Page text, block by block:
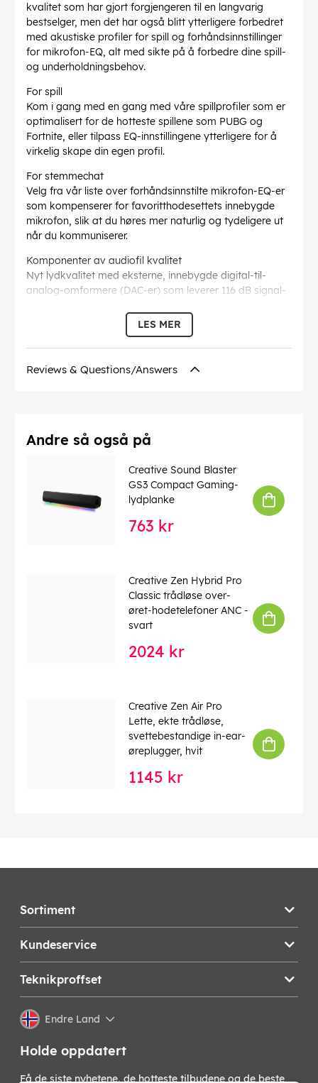
kvalitet som har gjort forgjengeren til en langvarig
bestselger, men det har også blitt ytterligere forbedret
med akustiske profiler for spill og forhåndsinnstillinger
for mikrofon-EQ, alt med sikte på å forbedre dine spill-
og underholdningsbehov.
For spill
Kom i gang med en gang med våre spillprofiler som er
optimalisert for de hotteste spillene som PUBG og
Fortnite, eller tilpass EQ-innstillingene ytterligere for å
virkelig skape din egen profil.
For stemmechat
Velg fra vår liste over forhåndsinnstilte mikrofon-EQ-er
som kompenserer for favoritthodesettets innebygde
mikrofon, slik at du høres mer naturlig og tydeligere ut
når du kommuniserer.
Komponenter av audiofil kvalitet
Nyt lydkvalitet med eksterne, innebygde digital-til-
analog-omformere (DAC-er) som leverer 116 dB signal-
gullbelagte I/O-kontakter.
Sound Core3D &trade-lydprosessor
med høy ytelse som fremskynder avanserte lyd- og
primære CPU-en.
dramatisk god lyd- og stemmekvalitet.
Rene lydopptak med ultralav latenstid
Få redusert latenstid med støtte fra ASIO-drivere
(Audio Stream Input/Output), noe som gjør Sound
OEM 70SB150000004
Denne teksten er automatisk oversatt, og det kan
LES MER
Reviews & Questions/Answers
Andre så også på
Creative Sound Blaster
GS3 Compact Gaming-
lydplanke
763 kr
Creative Zen Hybrid Pro
Classic trådløse over-
øret-hodetelefoner ANC -
svart
2024 kr
Creative Zen Air Pro
Lette, ekte trådløse,
svettebestandige in-ear-
øreplugger, hvit
1145 kr
Sortiment
Kundeservice
Teknikproffset
Endre Land
Holde oppdatert
Få de siste nyhetene, de hotteste tilbudene og de beste